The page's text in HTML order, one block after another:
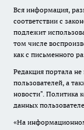
Вся информация,
соответствии с
подлежит
том числе
как с письменного
Редакция портала
пользователей, а
новости". Политика
данных
«На